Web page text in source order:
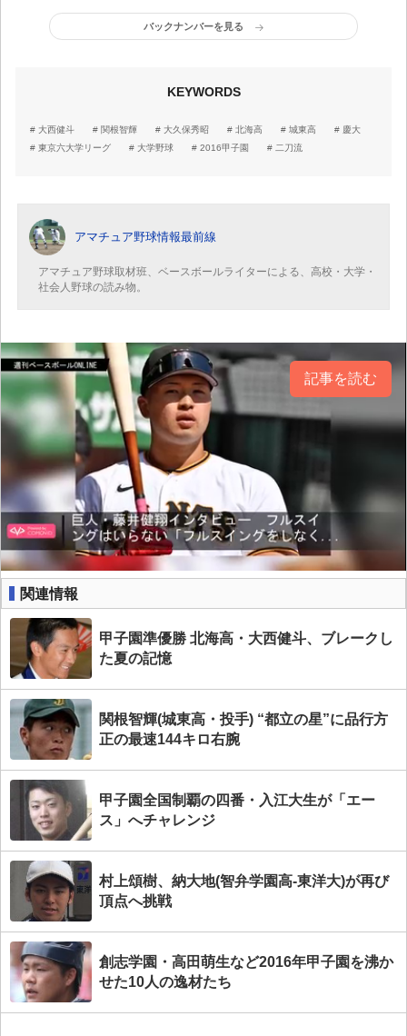
バックナンバーを見る
KEYWORDS
大西健斗 関根智輝 大久保秀昭 北海高 城東高
慶大
東京六大学リーグ
大学野球 2016甲子園 二刀流
アマチュア野球情報最前線
アマチュア野球取材班、ベースボールライターによる、高校・大学・
社会人野球の読み物。
記事を読む
関連情報
甲子園準優勝 北海高・大西健斗、ブレークし
た夏の記憶
関根智輝(城東高・投手) “都立の星”に品行方
正の最速144キロ右腕
甲子園全国制覇の四番・入江大生が「エー
ス」へチャレンジ
村上頌樹、納大地(智弁学園高-東洋大)が再び
頂点へ挑戦
創志学園・高田萌生など2016年甲子園を沸か
せた10人の逸材たち